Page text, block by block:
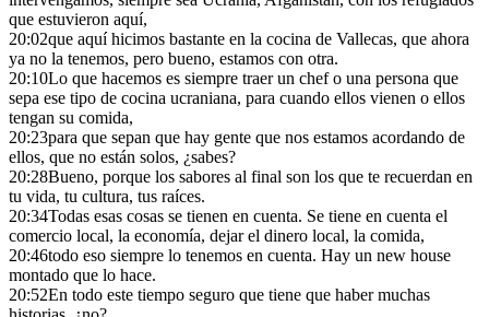
que estuvieron aquí,
20:02que aquí hicimos bastante en la cocina de Vallecas, que ahora
ya no la tenemos, pero bueno, estamos con otra.
20:10Lo que hacemos es siempre traer un chef o una persona que
sepa ese tipo de cocina ucraniana, para cuando ellos vienen o ellos
tengan su comida,
20:23para que sepan que hay gente que nos estamos acordando de
ellos, que no están solos, ¿sabes?
20:28Bueno, porque los sabores al final son los que te recuerdan en
tu vida, tu cultura, tus raíces.
20:34Todas esas cosas se tienen en cuenta. Se tiene en cuenta el
comercio local, la economía, dejar el dinero local, la comida,
20:46todo eso siempre lo tenemos en cuenta. Hay un new house
montado que lo hace.
20:52En todo este tiempo seguro que tiene que haber muchas